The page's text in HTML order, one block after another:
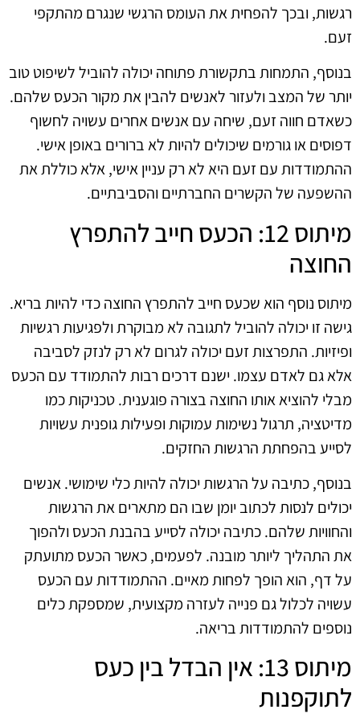
רגשות, ובכך להפחית את העומס הרגשי שנגרם מהתקפי
זעם.
בנוסף, התמחות בתקשורת פתוחה יכולה להוביל לשיפוט טוב
יותר של המצב ולעזור לאנשים להבין את מקור הכעס שלהם.
כשאדם חווה זעם, שיחה עם אנשים אחרים עשויה לחשוף
דפוסים או גורמים שיכולים להיות לא ברורים באופן אישי.
ההתמודדות עם זעם היא לא רק עניין אישי, אלא כוללת את
ההשפעה של הקשרים החברתיים והסביבתיים.
מיתוס 12: הכעס חייב להתפרץ
החוצה
מיתוס נוסף הוא שכעס חייב להתפרץ החוצה כדי להיות בריא.
גישה זו יכולה להוביל לתגובה לא מבוקרת ולפגיעות רגשיות
ופיזיות. התפרצות זעם יכולה לגרום לא רק לנזק לסביבה
אלא גם לאדם עצמו. ישנם דרכים רבות להתמודד עם הכעס
מבלי להוציא אותו החוצה בצורה פוגענית. טכניקות כמו
מדיטציה, תרגול נשימות עמוקות ופעילות גופנית עשויות
לסייע בהפחתת הרגשות החזקים.
בנוסף, כתיבה על הרגשות יכולה להיות כלי שימושי. אנשים
יכולים לנסות לכתוב יומן שבו הם מתארים את הרגשות
והחוויות שלהם. כתיבה יכולה לסייע בהבנת הכעס ולהפוך
את התהליך ליותר מובנה. לפעמים, כאשר הכעס מתועתק
על דף, הוא הופך לפחות מאיים. ההתמודדות עם הכעס
עשויה לכלול גם פנייה לעזרה מקצועית, שמספקת כלים
נוספים להתמודדות בריאה.
מיתוס 13: אין הבדל בין כעס
לתוקפנות